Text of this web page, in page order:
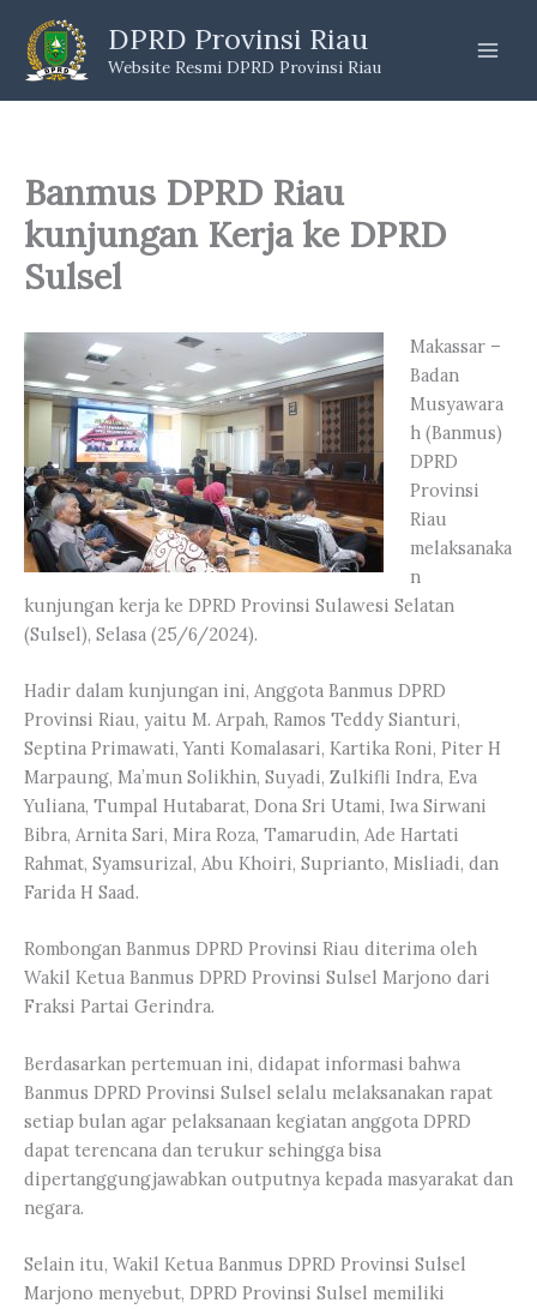
content
DPRD Provinsi Riau
Website Resmi DPRD Provinsi Riau
Banmus DPRD Riau
kunjungan Kerja ke DPRD
Sulsel
Makassar –
Badan
Musyawara
h (Banmus)
DPRD
Provinsi
Riau
melaksanaka
n
kunjungan kerja ke DPRD Provinsi Sulawesi Selatan
(Sulsel), Selasa (25/6/2024).
Hadir dalam kunjungan ini, Anggota Banmus DPRD
Provinsi Riau, yaitu M. Arpah, Ramos Teddy Sianturi,
Septina Primawati, Yanti Komalasari, Kartika Roni, Piter H
Marpaung, Ma’mun Solikhin, Suyadi, Zulkifli Indra, Eva
Yuliana, Tumpal Hutabarat, Dona Sri Utami, Iwa Sirwani
Bibra, Arnita Sari, Mira Roza, Tamarudin, Ade Hartati
Rahmat, Syamsurizal, Abu Khoiri, Suprianto, Misliadi, dan
Farida H Saad.
Rombongan Banmus DPRD Provinsi Riau diterima oleh
Wakil Ketua Banmus DPRD Provinsi Sulsel Marjono dari
Fraksi Partai Gerindra.
Berdasarkan pertemuan ini, didapat informasi bahwa
Banmus DPRD Provinsi Sulsel selalu melaksanakan rapat
setiap bulan agar pelaksanaan kegiatan anggota DPRD
dapat terencana dan terukur sehingga bisa
dipertanggungjawabkan outputnya kepada masyarakat dan
negara.
Selain itu, Wakil Ketua Banmus DPRD Provinsi Sulsel
Marjono menyebut, DPRD Provinsi Sulsel memiliki